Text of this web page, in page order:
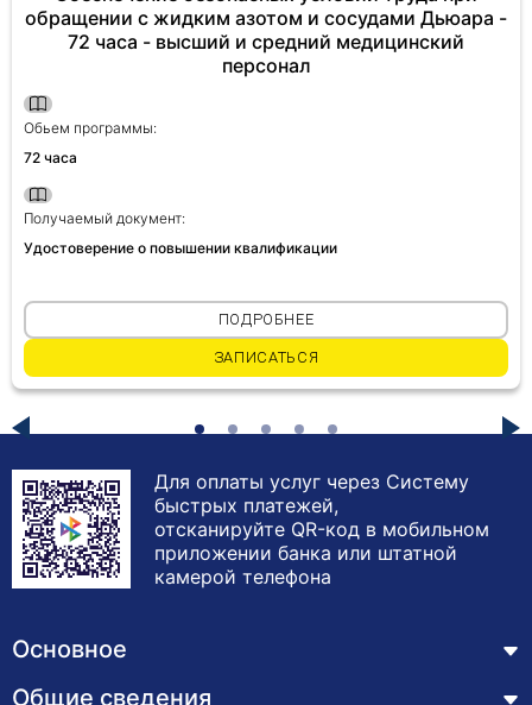
обращении с жидким азотом и сосудами Дьюара -
72 часа - высший и средний медицинский
персонал
Обьем программы:
72 часа
Получаемый документ:
Удостоверение о повышении квалификации
ПОДРОБНЕЕ
ЗАПИСАТЬСЯ
Для оплаты услуг через Систему
быстрых платежей,
отсканируйте QR-код в мобильном
приложении банка или штатной
камерой телефона
Основное
Курсы
Общие сведения